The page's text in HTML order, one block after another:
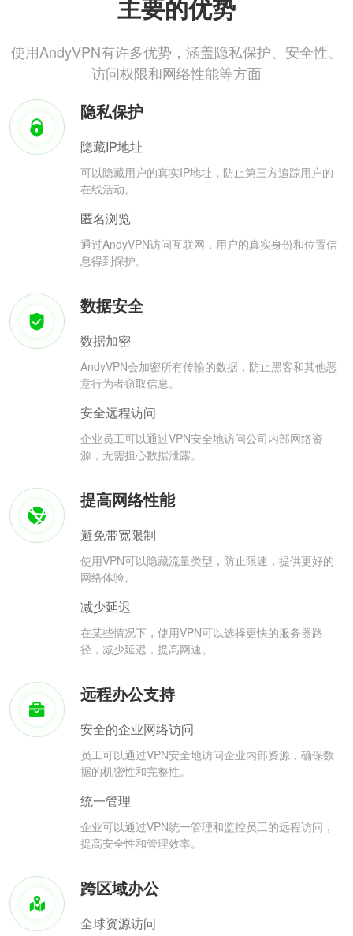
主要的优势
使用AndyVPN有许多优势，涵盖隐私保护、安全性、
访问权限和网络性能等方面
隐私保护
隐藏IP地址
可以隐藏用户的真实IP地址，防止第三方追踪用户的
在线活动。
匿名浏览
通过AndyVPN访问互联网，用户的真实身份和位置信
息得到保护。
数据安全
数据加密
AndyVPN会加密所有传输的数据，防止黑客和其他恶
意行为者窃取信息。
安全远程访问
企业员工可以通过VPN安全地访问公司内部网络资
源，无需担心数据泄露。
提高网络性能
避免带宽限制
使用VPN可以隐藏流量类型，防止限速，提供更好的
网络体验。
减少延迟
在某些情况下，使用VPN可以选择更快的服务器路
径，减少延迟，提高网速。
远程办公支持
安全的企业网络访问
员工可以通过VPN安全地访问企业内部资源，确保数
据的机密性和完整性。
统一管理
企业可以通过VPN统一管理和监控员工的远程访问，
提高安全性和管理效率。
跨区域办公
全球资源访问